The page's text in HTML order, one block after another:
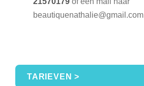
beautiquenathalie@gmail.com
TARIEVEN >